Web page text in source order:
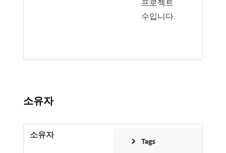
프로젝트
수입니다.
소유자